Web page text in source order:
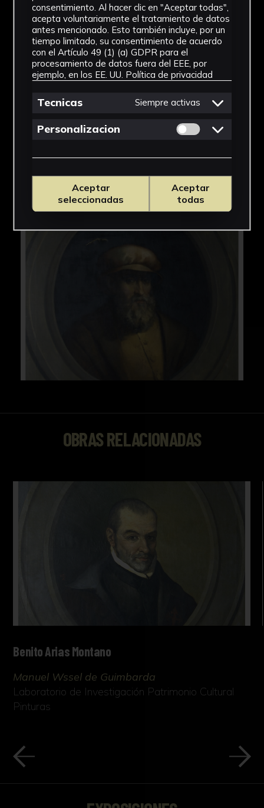
IMÁGENES
OBRAS RELACIONADAS
Benito Arias Montano
Manuel Wssel de Guimbarda
Laboratorio de Investigación Patrimonio Cultural
Pinturas
consentimiento. Al hacer clic en "Aceptar todas",
acepta voluntariamente el tratamiento de datos
antes mencionado. Esto también incluye, por un
tiempo limitado, su consentimiento de acuerdo
con el Artículo 49 (1) (a) GDPR para el
procesamiento de datos fuera del EEE, por
ejemplo, en los EE. UU. Política de privacidad
Tecnicas Siempre activas
Personalizacion Permitir cookies
Aceptar
seleccionadas
Aceptar
todas